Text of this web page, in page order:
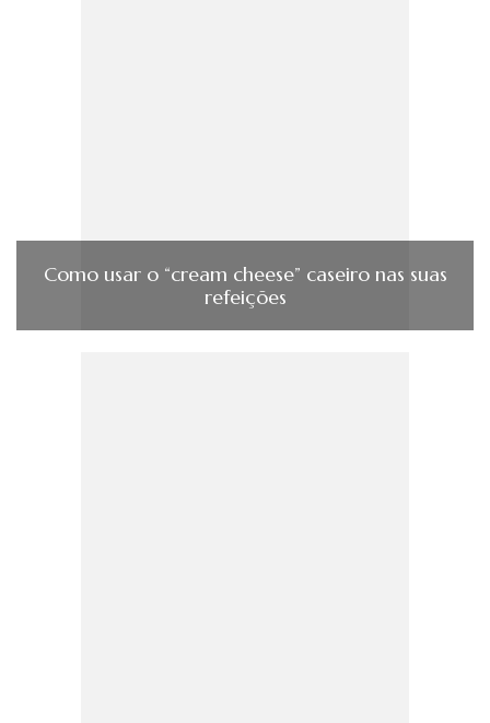
Como usar o “cream cheese” caseiro nas suas
refeições